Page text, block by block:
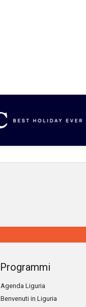
Programmi
Agenda Liguria
Benvenuti in Liguria